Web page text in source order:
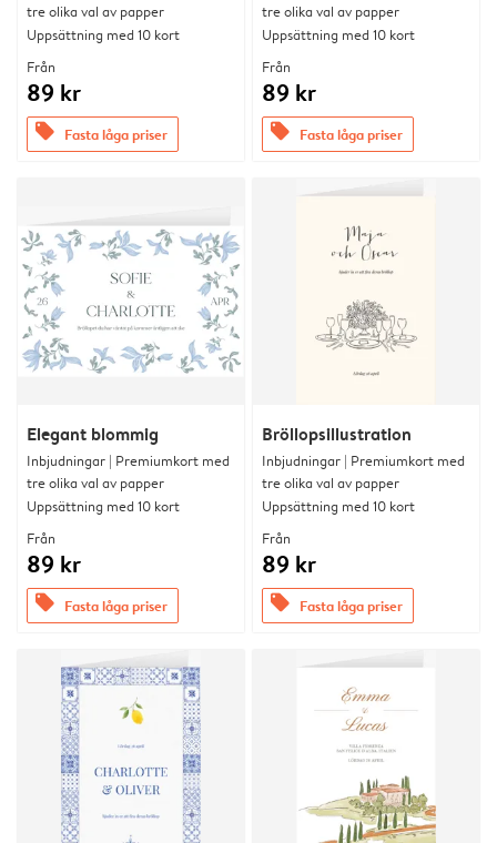
tre olika val av papper
Uppsättning med 10 kort
Från
89 kr
offers Fasta låga priser
tre olika val av papper
Uppsättning med 10 kort
Från
89 kr
offers Fasta låga priser
Elegant blommig
Inbjudningar | Premiumkort med
tre olika val av papper
Uppsättning med 10 kort
Från
89 kr
offers Fasta låga priser
Bröllopsillustration
Inbjudningar | Premiumkort med
tre olika val av papper
Uppsättning med 10 kort
Från
89 kr
offers Fasta låga priser